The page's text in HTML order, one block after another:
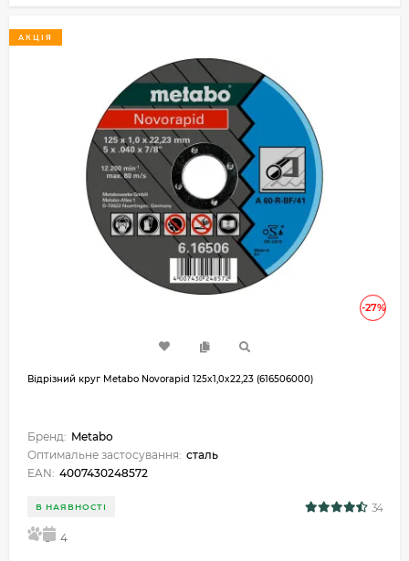
-27%
АКЦІЯ
Відрізний круг Metabo Novorapid 125x1,0x22,23 (616506000)
Бренд: Metabo
Оптимальне застосування: сталь
EAN: 4007430248572
В НАЯВНОСТІ 34
5 4